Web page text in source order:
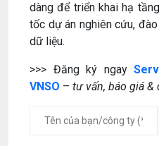
dàng để triển khai hạ
tốc dự án nghiên cứu,
dữ liệu.
>>> Đăng ký ngay
VNSO – tư vấn, báo giá &